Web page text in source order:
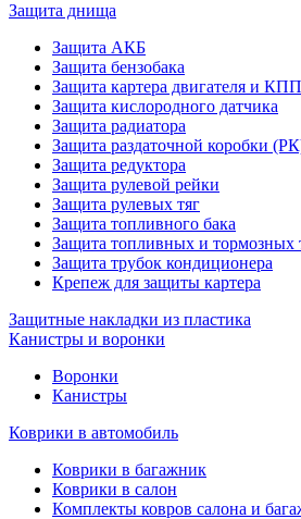
Защита днища
Защита АКБ
Защита бензобака
Защита картера двигателя и КПП
Защита кислородного датчика
Защита радиатора
Защита раздаточной коробки
Защита редуктора
Защита рулевой рейки
Защита рулевых тяг
Защита топливного бака
Защита топливных и тормозных
Защита трубок кондиционера
Крепеж для защиты картера
Защитные накладки из пластика
Канистры и воронки
Воронки
Канистры
Коврики в автомобиль
Коврики в багажник
Коврики в салон
Комплекты ковров салона и